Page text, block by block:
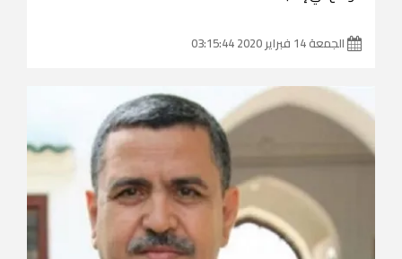
الجمعة 14 فبراير 2020 03:15:44